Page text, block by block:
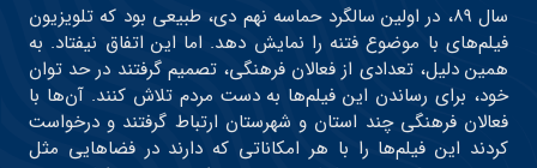
سال ۸۹، در اولین سالگرد حماسه نهم دی، طبیعی بود که تلویزیون
فیلم‌های با موضوع فتنه را نمایش دهد. اما این اتفاق نیفتاد. به
همین دلیل، تعدادی از فعالان فرهنگی، تصمیم گرفتند در حد توان
خود، برای رساندن این فیلم‌ها به دست مردم تلاش کنند. آن‌ها با
فعالان فرهنگی چند استان و شهرستان ارتباط گرفتند و درخواست
کردند این فیلم‌ها را با هر امکاناتی که دارند در فضاهایی مثل